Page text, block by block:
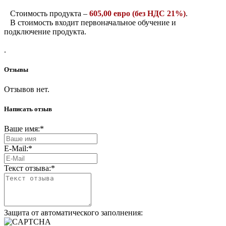
Стоимость продукта – 605,00 евро (без НДС 21%).
В стоимость входит первоначальное обучение и
подключение продукта.
.
Отзывы
Отзывов нет.
Написать отзыв
Ваше имя:*
E-Mail:*
Текст отзыва:*
Защита от автоматического заполнения: